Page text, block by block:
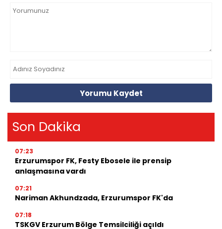
Yorumu Kaydet
Son Dakika
07:23
Erzurumspor FK, Festy Ebosele ile prensip
anlaşmasına vardı
07:21
Nariman Akhundzada, Erzurumspor FK'da
07:18
TSKGV Erzurum Bölge Temsilciliği açıldı